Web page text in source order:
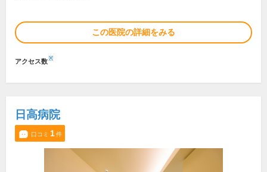
この医院の詳細をみる
アクセス数※
日高病院
口コミ 1件